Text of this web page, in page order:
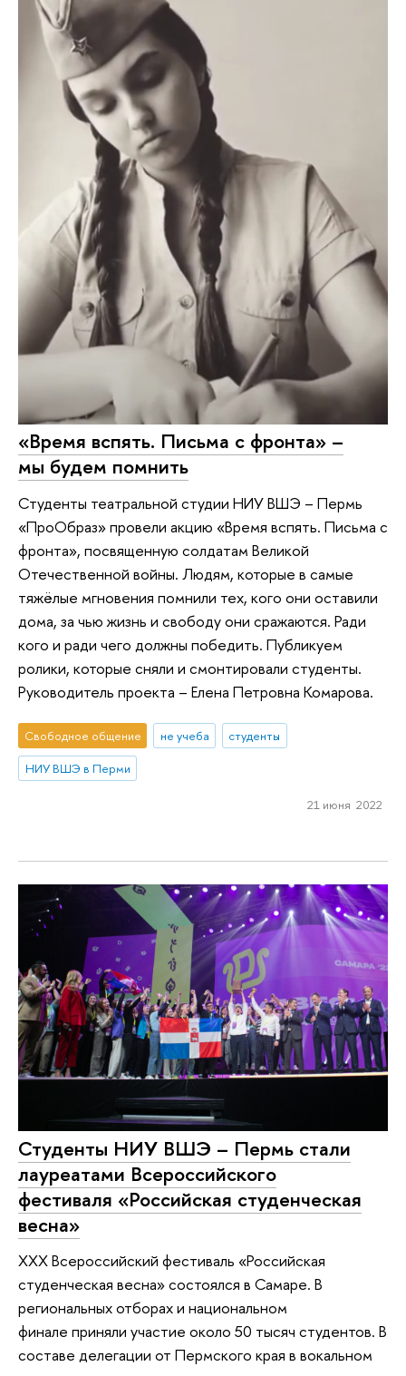
«Время вспять. Письма с фронта» –
мы будем помнить
Студенты театральной студии НИУ ВШЭ – Пермь
«ПроОбраз» провели акцию «Время вспять. Письма с
фронта», посвященную солдатам Великой
Отечественной войны. Людям, которые в самые
тяжёлые мгновения помнили тех, кого они оставили
дома, за чью жизнь и свободу они сражаются. Ради
кого и ради чего должны победить. Публикуем
ролики, которые сняли и смонтировали студенты.
Руководитель проекта – Елена Петровна Комарова.
Свободное общение не учеба
студенты
НИУ ВШЭ в Перми
21 июня 2022
Студенты НИУ ВШЭ – Пермь стали
лауреатами Всероссийского
фестиваля «Российская студенческая
весна»
XXX Всероссийский фестиваль «Российская
студенческая весна» состоялся в Самаре. В
региональных отборах и национальном
финале приняли участие около 50 тысяч студентов. В
составе делегации от Пермского края в вокальном